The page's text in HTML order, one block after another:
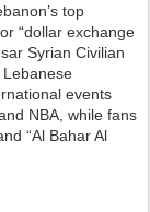
top
“dollar exchange
Syrian Civilian
Lebanese
events
NBA, while fans
“Al Bahar Al